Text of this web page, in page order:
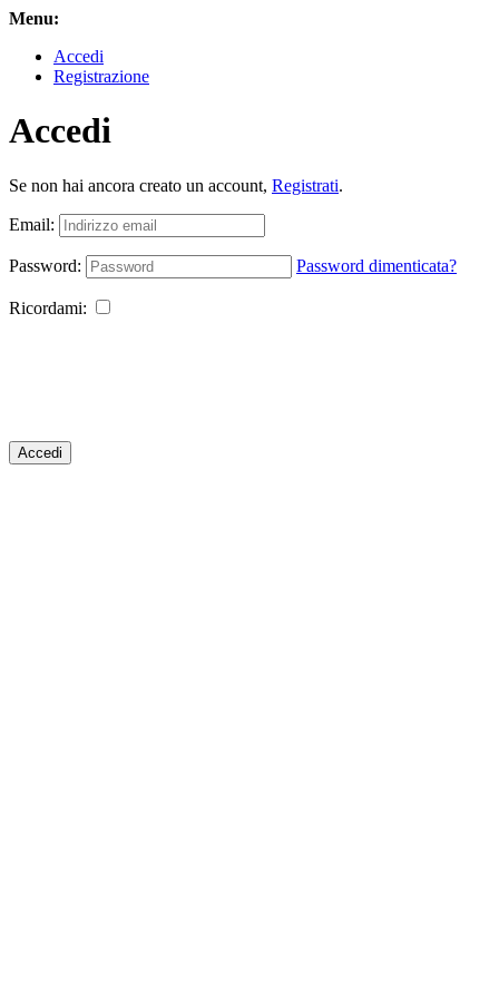
Menu:
Accedi
Registrazione
Accedi
Se non hai ancora creato un account, Registrati.
Email:
Password: Password dimenticata?
Ricordami:
Accedi